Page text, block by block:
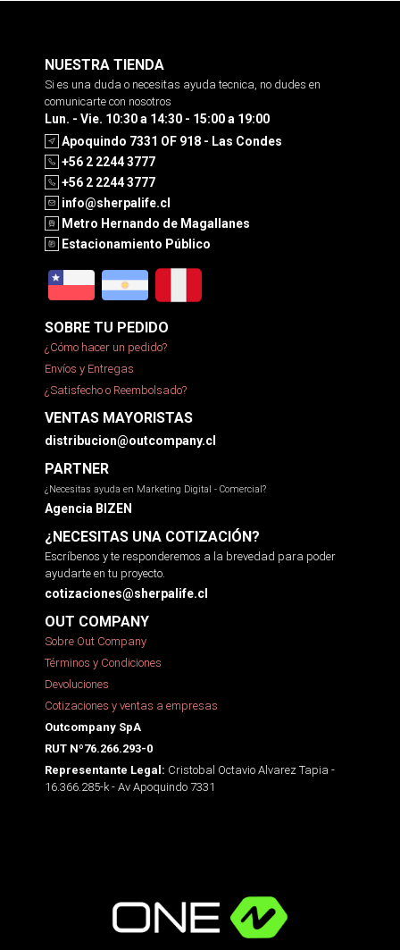
NUESTRA TIENDA
Si es una duda o necesitas ayuda tecnica, no dudes en
comunicarte con nosotros
Lun. - Vie. 10:30 a 14:30 - 15:00 a 19:00
Apoquindo 7331 OF 918 - Las Condes
+56 2 2244 3777
+56 2 2244 3777
info@sherpalife.cl
Metro Hernando de Magallanes
Estacionamiento Público
SOBRE TU PEDIDO
¿Cómo hacer un pedido?
Envíos y Entregas
¿Satisfecho o Reembolsado?
VENTAS MAYORISTAS
distribucion@outcompany.cl
PARTNER
¿Necesitas ayuda en Marketing Digital - Comercial?
Agencia BIZEN
¿NECESITAS UNA COTIZACIÓN?
Escríbenos y te responderemos a la brevedad para poder
ayudarte en tu proyecto.
cotizaciones@sherpalife.cl
OUT COMPANY
Sobre Out Company
Términos y Condiciones
Devoluciones
Cotizaciones y ventas a empresas
Outcompany SpA
RUT Nº76.266.293-0
Representante Legal: Cristobal Octavio Alvarez Tapia -
16.366.285-k - Av Apoquindo 7331